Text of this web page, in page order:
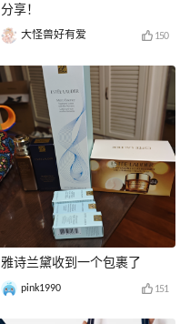
分享！
大怪兽好有爱 150
雅诗兰黛收到一个包裹了
pink1990 151